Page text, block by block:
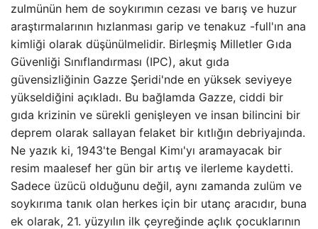
zulmünün hem de soykırımın cezası ve barış ve huzur
araştırmalarının hızlanması garip ve tenakuz -full'ın ana
kimliği olarak düşünülmelidir. Birleşmiş Milletler Gıda
Güvenliği Sınıflandırması (IPC), akut gıda
güvensizliğinin Gazze Şeridi'nde en yüksek seviyeye
yükseldiğini açıkladı. Bu bağlamda Gazze, ciddi bir
gıda krizinin ve sürekli genişleyen ve insan bilincini bir
deprem olarak sallayan felaket bir kıtlığın debriyajında.
Ne yazık ki, 1943'te Bengal Kimı'yı aramayacak bir
resim maalesef her gün bir artış ve ilerleme kaydetti.
Sadece üzücü olduğunu değil, aynı zamanda zulüm ve
soykırıma tanık olan herkes için bir utanç aracıdır, buna
ek olarak, 21. yüzyılın ilk çeyreğinde açlık çocuklarının